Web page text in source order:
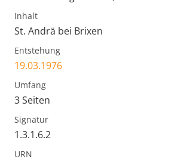
Inhalt
St. Andrä bei Brixen
Entstehung
19.03.1976
Umfang
3 Seiten
Signatur
1.3.1.6.2
URN